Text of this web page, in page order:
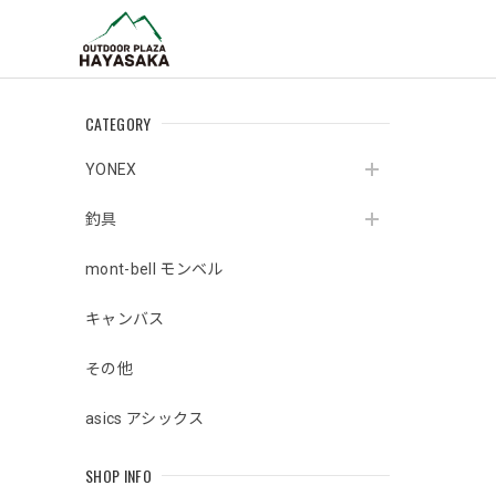
CATEGORY
YONEX
釣具
mont-bell モンベル
キャンバス
その他
asics アシックス
SHOP INFO